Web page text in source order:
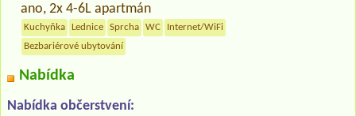
ano, 2x 4-6L apartmán
Kuchyňka Lednice Sprcha WC
Internet/WiFi
Bezbariérové ubytování
Nabídka
Nabídka občerstvení: